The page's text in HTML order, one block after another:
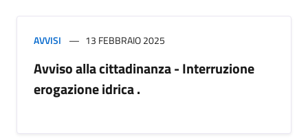
AVVISI 13 FEBBRAIO 2025
Avviso alla cittadinanza - Interruzione
erogazione idrica .